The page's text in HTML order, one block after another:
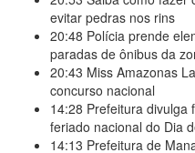
evitar pedras nos rins
20:48 Polícia prende
paradas de ônibus da
20:43 Miss Amazonas
concurso nacional
14:28 Prefeitura divulga
feriado nacional do Dia
14:13 Prefeitura de